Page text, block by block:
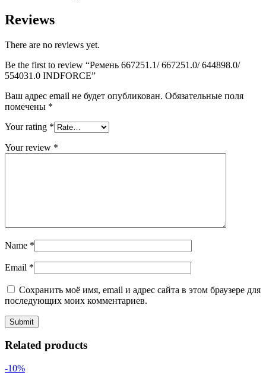
Reviews
There are no reviews yet.
Be the first to review “Ремень 667251.1/ 667251.0/ 644898.0/
554031.0 INDFORCE”
Ваш адрес email не будет опубликован. Обязательные поля
помечены *
Your rating *
Your review *
Name *
Email *
Сохранить моё имя, email и адрес сайта в этом браузере для
последующих моих комментариев.
Related products
-10%